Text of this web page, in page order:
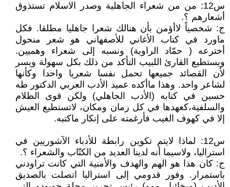
س12: من من شعراء الجاهلية وصدر الاسلام تستذوق
أشعارهم ؟.
ج: شخصياً لاأؤمن بأن هنالك شعرا جاهليا مطلقا. فكل
ماورد في كتاب الأغاني للأصفهاني هو شعر منحول
أخترعه ( حمّاد الراوية) ونسبه إلى شعراء وهميين.
ويستطيع القارئ اللبيب التأكد من ذلك بكل سهولة ويسر
لأن القصائد جميعها تحمل نفسا شعريا واحدا وكأنها
لشاعر واحد. وهذا ماأكده عميد الأدب العربي الدكتور طه
حسين في كتابه (الأدب الجاهلي) ولكن قوى الظلام
والسلفية،كعهدها في كل زمان ومكان، لاتستطيع العيش
إلا في كهوف الغيب فأرغمته على إنكار ماكتبه.
س12: لماذا لايتم تكوين رابطة للأدباء الآشوريين في
استراليا، ولاسيما أنه لدينا العديد من الكتّاب والشعراء ؟.
ج: كان هذا هو الهم والهدف والأمنية التي كانت تراودني
باستمرار. وفور قدومي إلى استراليا اتصلت بالصديق